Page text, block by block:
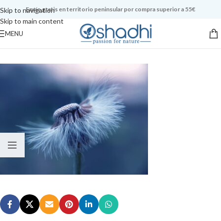
Skip to navigation
Skip to main content
Envío gratis en territorio peninsular por compra superior a 55€
MENU